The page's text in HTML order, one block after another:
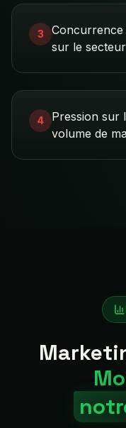
3
Concurrence
sur le secteur
4
Pression sur
volume de